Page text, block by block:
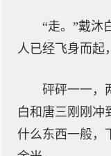
“走。”戴沐
人已经飞身而起
砰砰一一，
白和唐三刚刚冲
什么东西一般，